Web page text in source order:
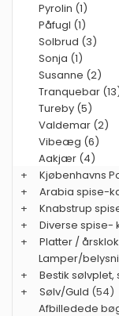
Pyrolin (1)
Påfugl (1)
Solbrud (3)
Sonja (1)
Susanne (2)
Tranquebar
Tureby (5)
Valdemar (2)
Vibeæg (6)
Aakjær (4)
+
Kjøbenhavns
+
Arabia spise-
+
Knabstrup
+
Diverse spise-
+
Platter /
Lamper/
+
Bestik sølvplet,
+
Sølv/Guld (54)
Afbilledede